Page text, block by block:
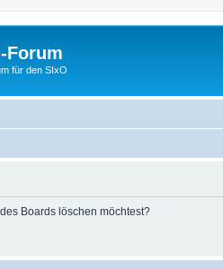
Forum
für den SIxO
Boards löschen möchtest?